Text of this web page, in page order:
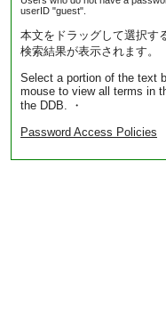
userID "guest".
本文をドラッグして選択す
検索結果が表示されます。
Select a portion of the text
mouse to view all terms in
the DDB. ・
Password Access Policies